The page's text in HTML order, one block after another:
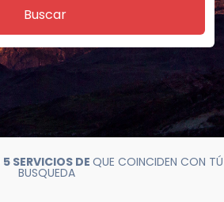
Buscar
5 SERVICIOS DE QUE COINCIDEN CON TÚ
BUSQUEDA